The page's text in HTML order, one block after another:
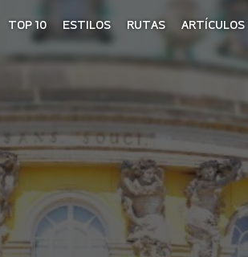
TOP 10 ESTILOS RUTAS ARTÍCULOS